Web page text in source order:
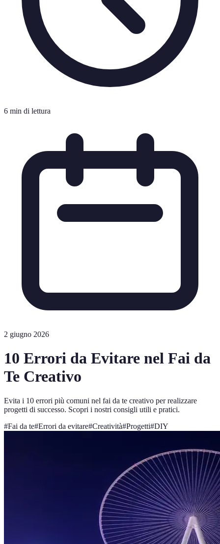
6 min di lettura
2 giugno 2026
10 Errori da Evitare nel Fai da
Te Creativo
Evita i 10 errori più comuni nel fai da te creativo per realizzare
progetti di successo. Scopri i nostri consigli utili e pratici.
#Fai da te#Errori da evitare#Creatività#Progetti#DIY